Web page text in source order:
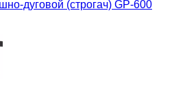
дуговой (строгач) GP-600